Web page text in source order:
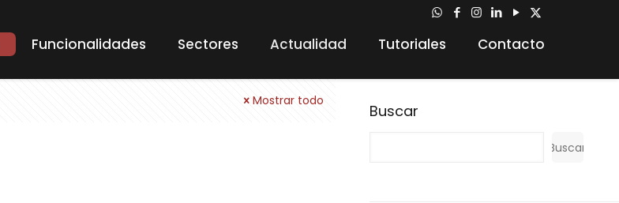
Funcionalidades Sectores Actualidad Tutoriales Contacto
Mostrar todo
Buscar
Buscar